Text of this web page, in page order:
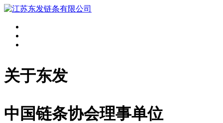
关于东发
中国链条协会理事单位